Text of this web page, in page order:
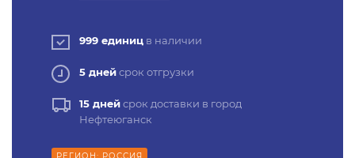
999 единиц в наличии
5 днейсрок отгрузки
15 днейсрок доставки в город
Нефтеюганск
РЕГИОН: РОССИЯ